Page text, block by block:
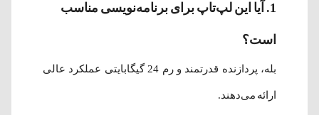
1. آیا این لپ‌تاپ برای برنامه‌نویسی مناسب
است؟
بله، پردازنده قدرتمند و رم 24 گیگابایتی عملکرد عالی
ارائه می‌دهند.